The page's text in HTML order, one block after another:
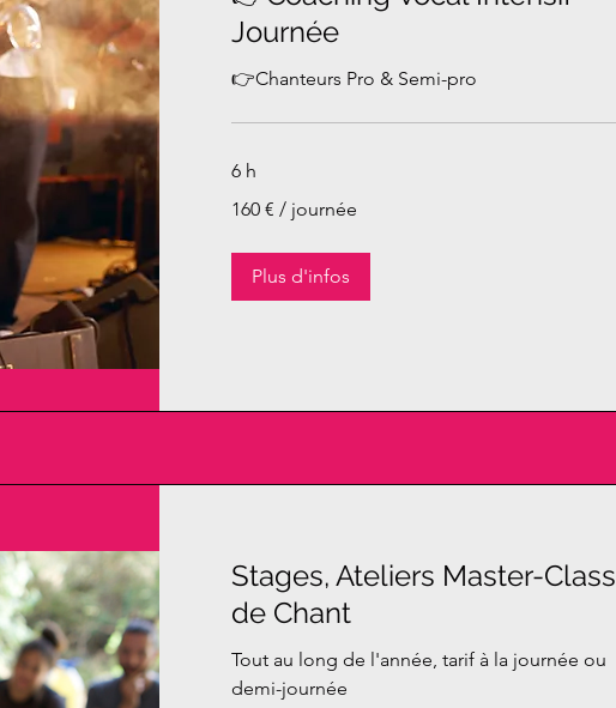
Journée
👉Chanteurs Pro & Semi-pro
6 h
€160 € / journée
Plus d'infos
Stages, Ateliers Master-Class
de Chant
Tout au long de l'année, tarif à la journée ou
demi-journée